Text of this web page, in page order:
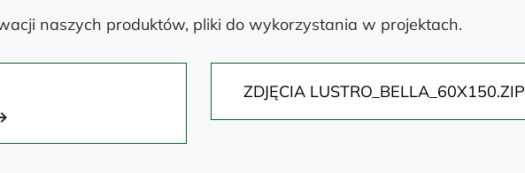
naszych produktów, pliki do wykorzystania w projektach.
ZDJĘCIA LUSTRO_BELLA_60X150.ZIP